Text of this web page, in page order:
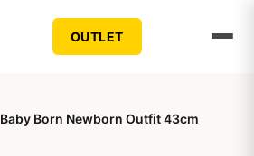
OUTLET
Baby Born Newborn Outfit 43cm